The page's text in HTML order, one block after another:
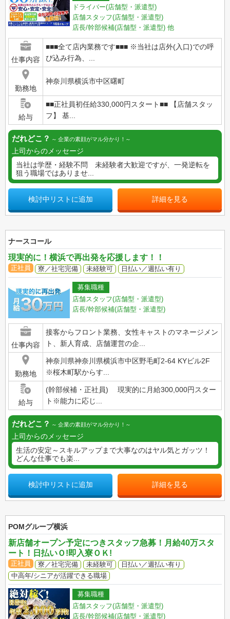
ドライバー(店舗型・派遣型)
店舗スタッフ(店舗型・派遣型)
店長/幹部候補(店舗型・派遣型) 他
仕事内容
■■■全て店内業務です■■■ ※当社は店外(入口)での呼
び込み行為、...
勤務地
神奈川県横浜市中区曙町
給与
■■正社員初任給330,000円スタート■■ 【店舗スタッ
フ】 基...
だれどこ？ 企業の素顔がマル分かり！
上司からのメッセージ
当社は学歴・経験不問 未経験者大歓迎ですが、一発逆転を
狙う職場ではありませ...
検討中リストに追加 詳細を見る
ナースコール
現実的に！横浜で再出発を応援します！！
正社員 寮／社宅完備 未経験可 日払い／週払い有り
募集職種
店舗スタッフ(店舗型・派遣型)
店長/幹部候補(店舗型・派遣型)
仕事内容
接客からフロント業務、女性キャストのマネージメン
ト、新人育成、店舗運営の企...
勤務地
神奈川県神奈川県横浜市中区野毛町2-64 KYビル2F
※桜木町駅からす...
給与
(幹部候補・正社員) 現実的に月給300,000円スター
ト※能力に応じ...
だれどこ？ 企業の素顔がマル分かり！
上司からのメッセージ
生活の安定～スキルアップまで大事なのはヤル気とガッツ！
どんな仕事でも楽...
検討中リストに追加 詳細を見る
POMグループ横浜
新店舗オープン予定につきスタッフ急募！月給40万スタ
ート！日払いＯ!即入寮ＯＫ!
正社員 寮／社宅完備 未経験可
日払い／週払い有り
中高年/シニアが活躍できる職場
募集職種
店舗スタッフ(店舗型・派遣型)
店長/幹部候補(店舗型・派遣型)